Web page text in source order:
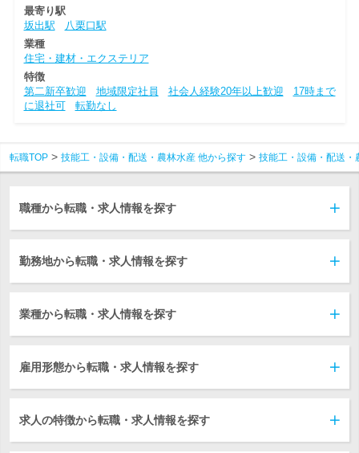
最寄り駅
坂出駅
八栗口駅
業種
住宅・建材・エクステリア
特徴
第二新卒歓迎
地域限定社員 社会人経験20年以上歓迎
17時まで
に退社可
転勤なし
転職TOP 技能工・設備・配送・農林水産 他から探す 技能工・設備・配送・
職種から転職・求人情報を探す
勤務地から転職・求人情報を探す
業種から転職・求人情報を探す
雇用形態から転職・求人情報を探す
求人の特徴から転職・求人情報を探す